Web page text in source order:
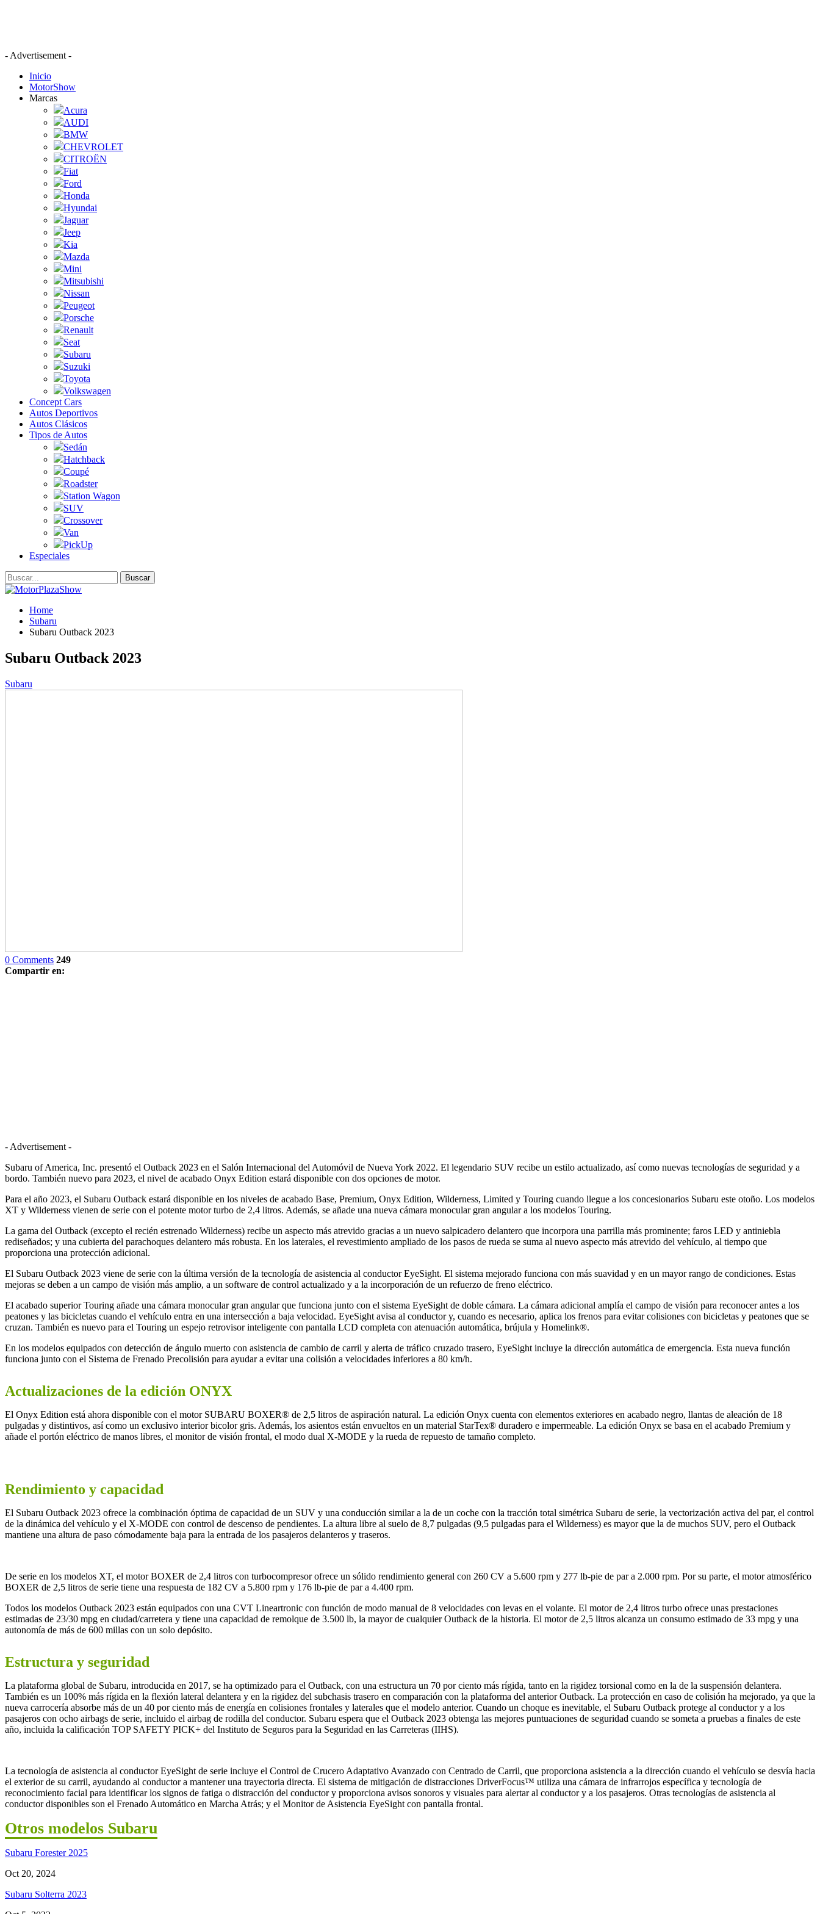
- Advertisement -
Inicio
MotorShow
Marcas
Acura
AUDI
BMW
CHEVROLET
CITROËN
Fiat
Ford
Honda
Hyundai
Jaguar
Jeep
Kia
Mazda
Mini
Mitsubishi
Nissan
Peugeot
Porsche
Renault
Seat
Subaru
Suzuki
Toyota
Volkswagen
Concept Cars
Autos Deportivos
Autos Clásicos
Tipos de Autos
Sedán
Hatchback
Coupé
Roadster
Station Wagon
SUV
Crossover
Van
PickUp
Especiales
Home
Subaru
Subaru Outback 2023
Subaru Outback 2023
Subaru
0 Comments 249
Compartir en:
- Advertisement -
Subaru of America, Inc. presentó el Outback 2023 en el Salón Internacional del Automóvil de Nueva York 2022. El legendario SUV recibe un estilo actualizado, así como nuevas tecnologías de seguridad y a
bordo. También nuevo para 2023, el nivel de acabado Onyx Edition estará disponible con dos opciones de motor.
Para el año 2023, el Subaru Outback estará disponible en los niveles de acabado Base, Premium, Onyx Edition, Wilderness, Limited y Touring cuando llegue a los concesionarios Subaru este otoño. Los modelos
XT y Wilderness vienen de serie con el potente motor turbo de 2,4 litros. Además, se añade una nueva cámara monocular gran angular a los modelos Touring.
La gama del Outback (excepto el recién estrenado Wilderness) recibe un aspecto más atrevido gracias a un nuevo salpicadero delantero que incorpora una parrilla más prominente; faros LED y antiniebla
rediseñados; y una cubierta del parachoques delantero más robusta. En los laterales, el revestimiento ampliado de los pasos de rueda se suma al nuevo aspecto más atrevido del vehículo, al tiempo que
proporciona una protección adicional.
El Subaru Outback 2023 viene de serie con la última versión de la tecnología de asistencia al conductor EyeSight. El sistema mejorado funciona con más suavidad y en un mayor rango de condiciones. Estas
mejoras se deben a un campo de visión más amplio, a un software de control actualizado y a la incorporación de un refuerzo de freno eléctrico.
El acabado superior Touring añade una cámara monocular gran angular que funciona junto con el sistema EyeSight de doble cámara. La cámara adicional amplía el campo de visión para reconocer antes a los
peatones y las bicicletas cuando el vehículo entra en una intersección a baja velocidad. EyeSight avisa al conductor y, cuando es necesario, aplica los frenos para evitar colisiones con bicicletas y peatones que se
cruzan. También es nuevo para el Touring un espejo retrovisor inteligente con pantalla LCD completa con atenuación automática, brújula y Homelink®.
En los modelos equipados con detección de ángulo muerto con asistencia de cambio de carril y alerta de tráfico cruzado trasero, EyeSight incluye la dirección automática de emergencia. Esta nueva función
funciona junto con el Sistema de Frenado Precolisión para ayudar a evitar una colisión a velocidades inferiores a 80 km/h.
Actualizaciones de la edición ONYX
El Onyx Edition está ahora disponible con el motor SUBARU BOXER® de 2,5 litros de aspiración natural. La edición Onyx cuenta con elementos exteriores en acabado negro, llantas de aleación de 18
pulgadas y distintivos, así como un exclusivo interior bicolor gris. Además, los asientos están envueltos en un material StarTex® duradero e impermeable. La edición Onyx se basa en el acabado Premium y
añade el portón eléctrico de manos libres, el monitor de visión frontal, el modo dual X-MODE y la rueda de repuesto de tamaño completo.
Rendimiento y capacidad
El Subaru Outback 2023 ofrece la combinación óptima de capacidad de un SUV y una conducción similar a la de un coche con la tracción total simétrica Subaru de serie, la vectorización activa del par, el control
de la dinámica del vehículo y el X-MODE con control de descenso de pendientes. La altura libre al suelo de 8,7 pulgadas (9,5 pulgadas para el Wilderness) es mayor que la de muchos SUV, pero el Outback
mantiene una altura de paso cómodamente baja para la entrada de los pasajeros delanteros y traseros.
De serie en los modelos XT, el motor BOXER de 2,4 litros con turbocompresor ofrece un sólido rendimiento general con 260 CV a 5.600 rpm y 277 lb-pie de par a 2.000 rpm. Por su parte, el motor atmosférico
BOXER de 2,5 litros de serie tiene una respuesta de 182 CV a 5.800 rpm y 176 lb-pie de par a 4.400 rpm.
Todos los modelos Outback 2023 están equipados con una CVT Lineartronic con función de modo manual de 8 velocidades con levas en el volante. El motor de 2,4 litros turbo ofrece unas prestaciones
estimadas de 23/30 mpg en ciudad/carretera y tiene una capacidad de remolque de 3.500 lb, la mayor de cualquier Outback de la historia. El motor de 2,5 litros alcanza un consumo estimado de 33 mpg y una
autonomía de más de 600 millas con un solo depósito.
Estructura y seguridad
La plataforma global de Subaru, introducida en 2017, se ha optimizado para el Outback, con una estructura un 70 por ciento más rígida, tanto en la rigidez torsional como en la de la suspensión delantera.
También es un 100% más rígida en la flexión lateral delantera y en la rigidez del subchasis trasero en comparación con la plataforma del anterior Outback. La protección en caso de colisión ha mejorado, ya que la
nueva carrocería absorbe más de un 40 por ciento más de energía en colisiones frontales y laterales que el modelo anterior. Cuando un choque es inevitable, el Subaru Outback protege al conductor y a los
pasajeros con ocho airbags de serie, incluido el airbag de rodilla del conductor. Subaru espera que el Outback 2023 obtenga las mejores puntuaciones de seguridad cuando se someta a pruebas a finales de este
año, incluida la calificación TOP SAFETY PICK+ del Instituto de Seguros para la Seguridad en las Carreteras (IIHS).
La tecnología de asistencia al conductor EyeSight de serie incluye el Control de Crucero Adaptativo Avanzado con Centrado de Carril, que proporciona asistencia a la dirección cuando el vehículo se desvía hacia
el exterior de su carril, ayudando al conductor a mantener una trayectoria directa. El sistema de mitigación de distracciones DriverFocus™ utiliza una cámara de infrarrojos específica y tecnología de
reconocimiento facial para identificar los signos de fatiga o distracción del conductor y proporciona avisos sonoros y visuales para alertar al conductor y a los pasajeros. Otras tecnologías de asistencia al
conductor disponibles son el Frenado Automático en Marcha Atrás; y el Monitor de Asistencia EyeSight con pantalla frontal.
Otros modelos Subaru
Subaru Forester 2025
Oct 20, 2024
Subaru Solterra 2023